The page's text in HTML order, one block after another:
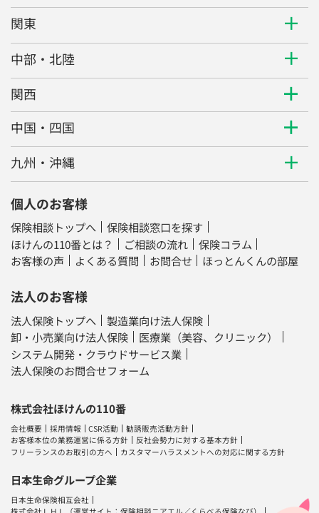
関東
中部・北陸
関西
中国・四国
九州・沖縄
個人のお客様
保険相談トップへ
保険相談窓口を探す
ほけんの110番とは？
ご相談の流れ
保険コラム
お客様の声
よくある質問 お問合せ ほっとんくんの部屋
法人のお客様
法人保険トップへ
製造業向け法人保険
卸・小売業向け法人保険
医療業（美容、クリニック）
システム開発・クラウドサービス業
法人保険のお問合せフォーム
株式会社ほけんの110番
会社概要 採用情報 CSR活動
勧誘販売活動方針
お客様本位の業務運営に係る方針
反社会勢力に対する基本方針
フリーランスのお取引の方へ
カスタマーハラスメントへの対応に関する方針
日本生命グループ企業
日本生命保険相互会社